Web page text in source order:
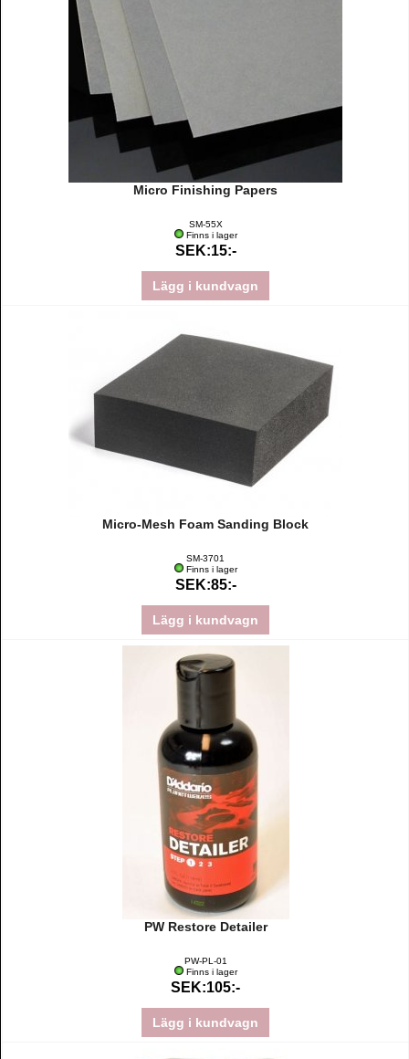
Micro Finishing Papers
SM-55X
Finns i lager
SEK:15:-
Lägg i kundvagn
Micro-Mesh Foam Sanding Block
SM-3701
Finns i lager
SEK:85:-
Lägg i kundvagn
PW Restore Detailer
PW-PL-01
Finns i lager
SEK:105:-
Lägg i kundvagn